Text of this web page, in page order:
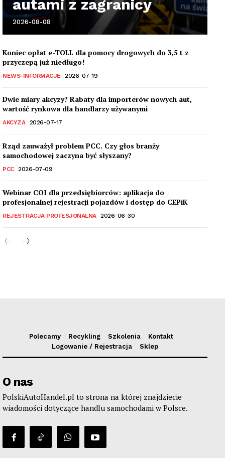
autami z zagranicy
2026-08-08
Koniec opłat e-TOLL dla pomocy drogowych do 3,5 t z
przyczepą już niedługo!
NEWS-INFORMACJE 2026-07-19
Dwie miary akcyzy? Rabaty dla importerów nowych aut,
wartość rynkowa dla handlarzy używanymi
AKCYZA 2026-07-17
Rząd zauważył problem PCC. Czy głos branży
samochodowej zaczyna być słyszany?
PCC 2026-07-09
Webinar COI dla przedsiębiorców: aplikacja do
profesjonalnej rejestracji pojazdów i dostęp do CEPiK
REJESTRACJA PROFESJONALNA 2026-06-30
Polecamy Recykling Szkolenia
Kontakt
Logowanie / Rejestracja
Sklep
O nas
PolskiAutoHandel.pl to strona na której znajdziecie
wiadomości dotyczące handlu samochodami w Polsce.